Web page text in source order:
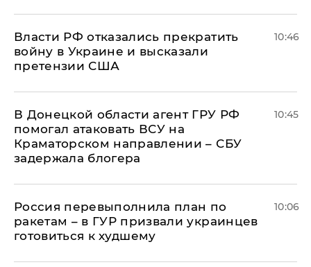
Власти РФ отказались прекратить
войну в Украине и высказали
претензии США
10:46
В Донецкой области агент ГРУ РФ
помогал атаковать ВСУ на
Краматорском направлении – СБУ
задержала блогера
10:45
Россия перевыполнила план по
ракетам – в ГУР призвали украинцев
готовиться к худшему
10:06